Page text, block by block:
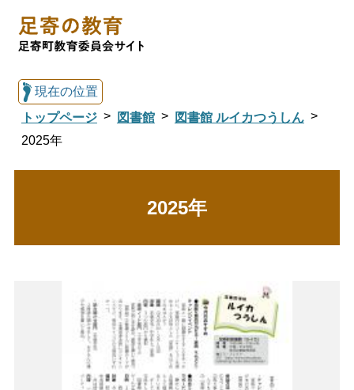
図書館 国際交流
生涯学習 文化・スポーツ
現在の位置
トップページ
図書館
図書館 ルイカつうしん
2025年
2025年